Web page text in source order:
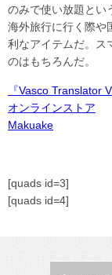
のみで使い放題とい
海外旅行に行く際や
利なアイテムだ。ス
のはもちろんだ。
『Vasco Translator
オンラインストア
Makuake
[quads id=3]
[quads id=4]